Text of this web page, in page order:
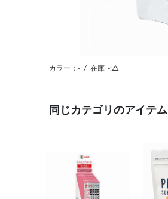
カラー：- / 在庫 -:△
同じカテゴリのアイテム